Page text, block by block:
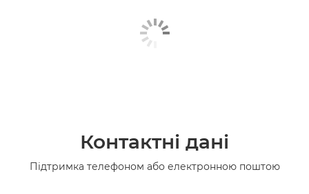
Контактні дані
Підтримка телефоном або електронною поштою